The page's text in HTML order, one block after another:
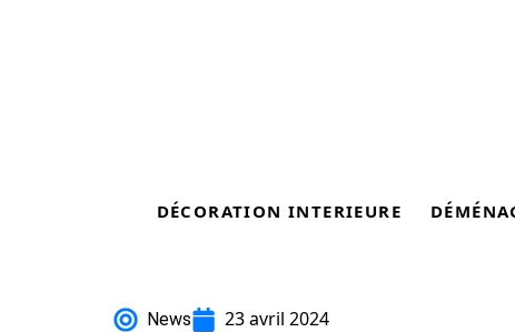
DÉCORATION INTERIEURE
News 23 avril 2024